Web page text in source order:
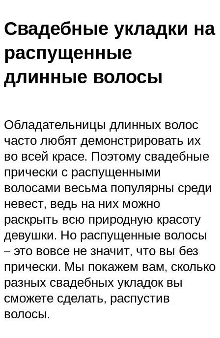
Свадебные укладки на
распущенные
длинные волосы
Обладательницы длинных волос
часто любят демонстрировать их
во всей красе. Поэтому свадебные
прически с распущенными
волосами весьма популярны среди
невест, ведь на них можно
раскрыть всю природную красоту
девушки. Но распущенные волосы
– это вовсе не значит, что вы без
прически. Мы покажем вам, сколько
разных свадебных укладок вы
сможете сделать, распустив
волосы.